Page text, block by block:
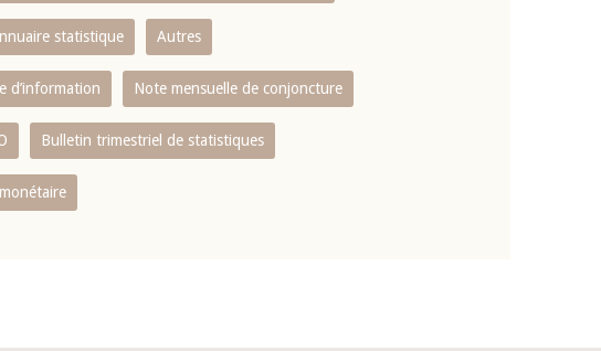
statistique Autres
d’information Note mensuelle de conjoncture
Bulletin trimestriel de statistiques